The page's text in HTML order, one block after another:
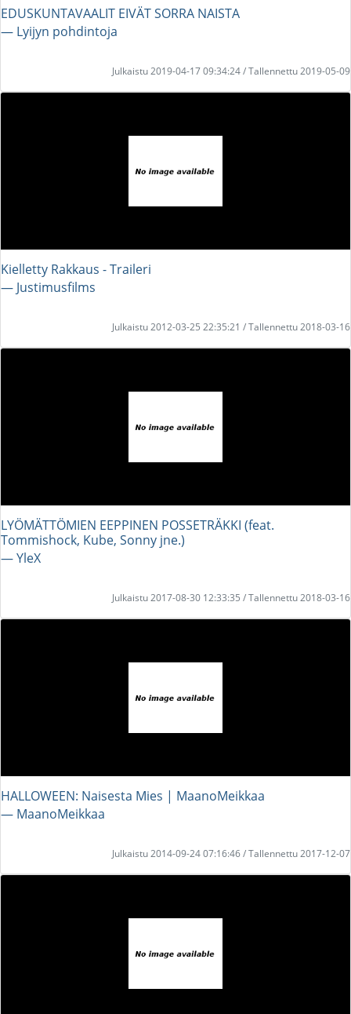
EDUSKUNTAVAALIT EIVÄT SORRA NAISTA
― Lyijyn pohdintoja
Julkaistu 2019-04-17 09:34:24 / Tallennettu 2019-05-09
Kielletty Rakkaus - Traileri
― Justimusfilms
Julkaistu 2012-03-25 22:35:21 / Tallennettu 2018-03-16
LYÖMÄTTÖMIEN EEPPINEN POSSETRÄKKI (feat.
Tommishock, Kube, Sonny jne.)
― YleX
Julkaistu 2017-08-30 12:33:35 / Tallennettu 2018-03-16
HALLOWEEN: Naisesta Mies | MaanoMeikkaa
― MaanoMeikkaa
Julkaistu 2014-09-24 07:16:46 / Tallennettu 2017-12-07